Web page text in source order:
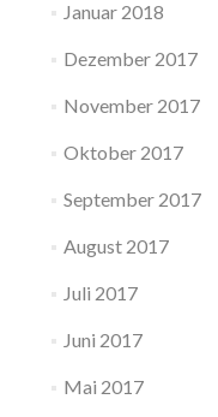
Januar 2018
Dezember 2017
November 2017
Oktober 2017
September 2017
August 2017
Juli 2017
Juni 2017
Mai 2017